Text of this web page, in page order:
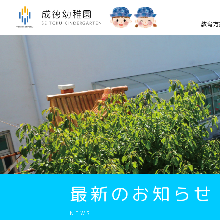
教育方
最新のお知らせ
NEWS